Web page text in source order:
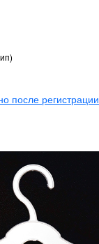
после регистрации